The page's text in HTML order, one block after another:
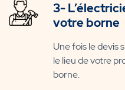
3-
votre borne
Une fois le devis
le lieu de votre
borne.